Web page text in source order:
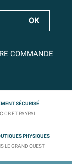
COMMANDE
SÉCURISÉ
CB ET PAYPAL
PHYSIQUES
LE GRAND OUEST